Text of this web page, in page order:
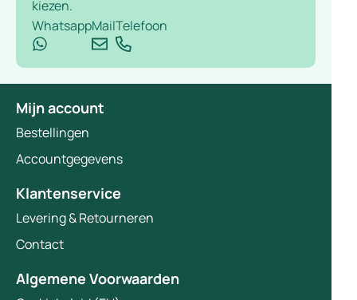
kiezen.
WhatsappMailTelefoon
Mijn account
Bestellingen
Accountgegevens
Klantenservice
Levering & Retourneren
Contact
Algemene Voorwaarden